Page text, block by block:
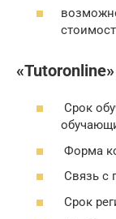
«Tutoronline»
Срок
Форма
Связь с
Срок